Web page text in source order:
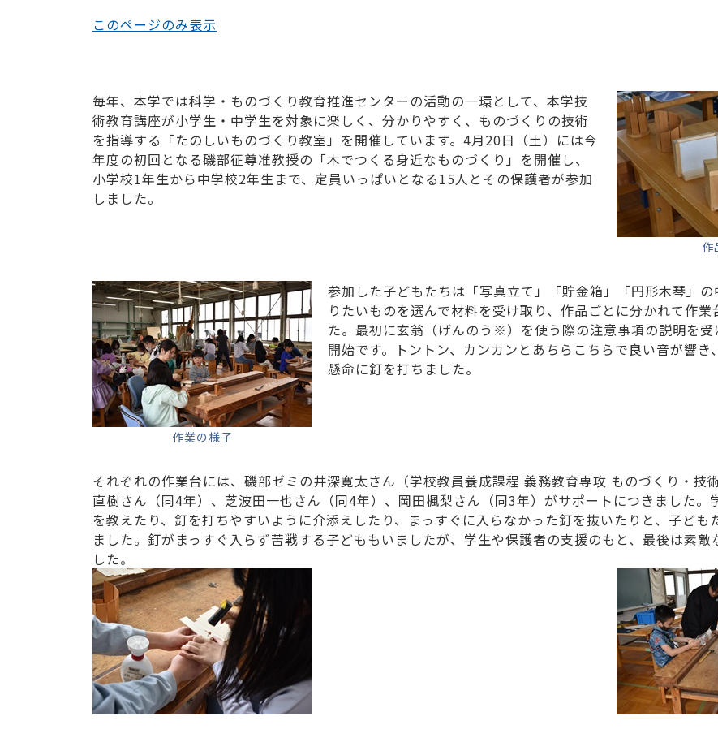
このページのみ表示
作
毎年、本学では科学・ものづくり教育推進センターの活動の一環として、本学技
術教育講座が小学生・中学生を対象に楽しく、分かりやすく、ものづくりの技術
を指導する「たのしいものづくり教室」を開催しています。4月20日（土）には今
年度の初回となる磯部征尊准教授の「木でつくる身近なものづくり」を開催し、
小学校1年生から中学校2年生まで、定員いっぱいとなる15人とその保護者が参加
しました。
作業の様子
参加した子どもたちは「写真立て」「貯金箱」「円形木琴」
りたいものを選んで材料を受け取り、作品ごとに分かれて作業
た。最初に玄翁（げんのう※）を使う際の注意事項の説明を受
開始です。トントン、カンカンとあちらこちらで良い音が響き
懸命に釘を打ちました。
それぞれの作業台には、磯部ゼミの井深寛太さん（学校教員養成課程 義務教育専攻 ものづくり・技
直樹さん（同4年）、芝波田一也さん（同4年）、岡田楓梨さん（同3年）がサポートにつきました。
を教えたり、釘を打ちやすいように介添えしたり、まっすぐに入らなかった釘を抜いたりと、子ども
ました。釘がまっすぐ入らず苦戦する子どももいましたが、学生や保護者の支援のもと、最後は素敵
した。